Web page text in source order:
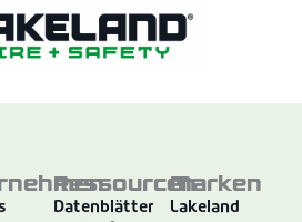
Ressourcen
Datenblätter
Marken
Lakeland